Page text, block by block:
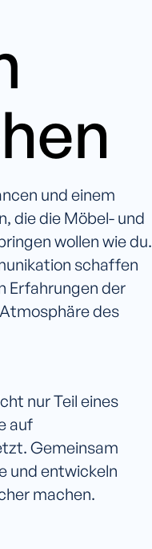
und einem
die die Möbel- und
wollen wie du.
schaffen
Erfahrungen der
des
nur Teil eines
auf
Gemeinsam
und entwickeln
machen.